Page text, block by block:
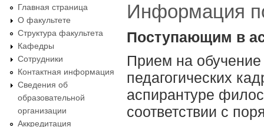
Главная страница
О факультете
Структура факультета
Кафедры
Сотрудники
Контактная информация
Сведения об
образовательной
организации
Аккредитация
Информация
Поступающим в
Прием на обучение
педагогических
аспирантуре
соответствии с